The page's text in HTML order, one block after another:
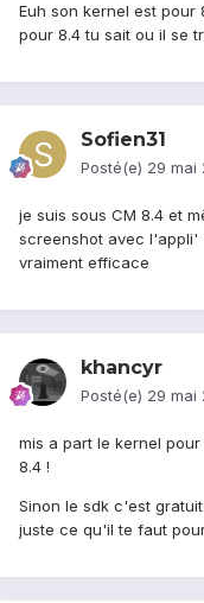
Euh son kernel est
pour 8.4 tu sait ou il se
Sofien31
Posté(e) 29 mai
je suis sous CM 8.4 et
screenshot avec l'appli'
vraiment efficace
khancyr
Posté(e) 29 mai
mis a part le kernel
8.4 !
Sinon le sdk c'est
juste ce qu'il te faut